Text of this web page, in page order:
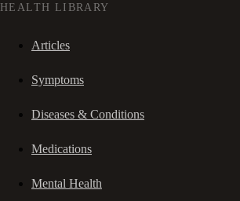
HEALTH LIBRARY
Articles
Symptoms
Diseases & Conditions
Medications
Mental Health